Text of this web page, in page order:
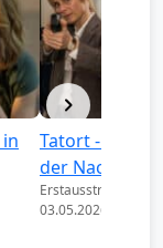
Tatort - Könige
der Nacht
Erstausstrahlung
03.05.2026